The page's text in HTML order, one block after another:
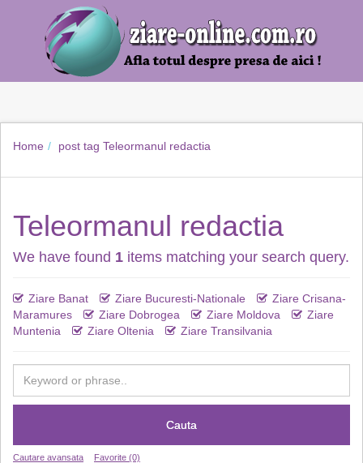
Home post tag Teleormanul redactia
Teleormanul redactia
We have found 1 items matching your search query.
Ziare Banat Ziare Bucuresti-Nationale
Ziare Crisana-
Maramures
Ziare Dobrogea Ziare Moldova
Ziare
Muntenia
Ziare Oltenia Ziare Transilvania
Cauta
Cautare avansata Favorite (0)